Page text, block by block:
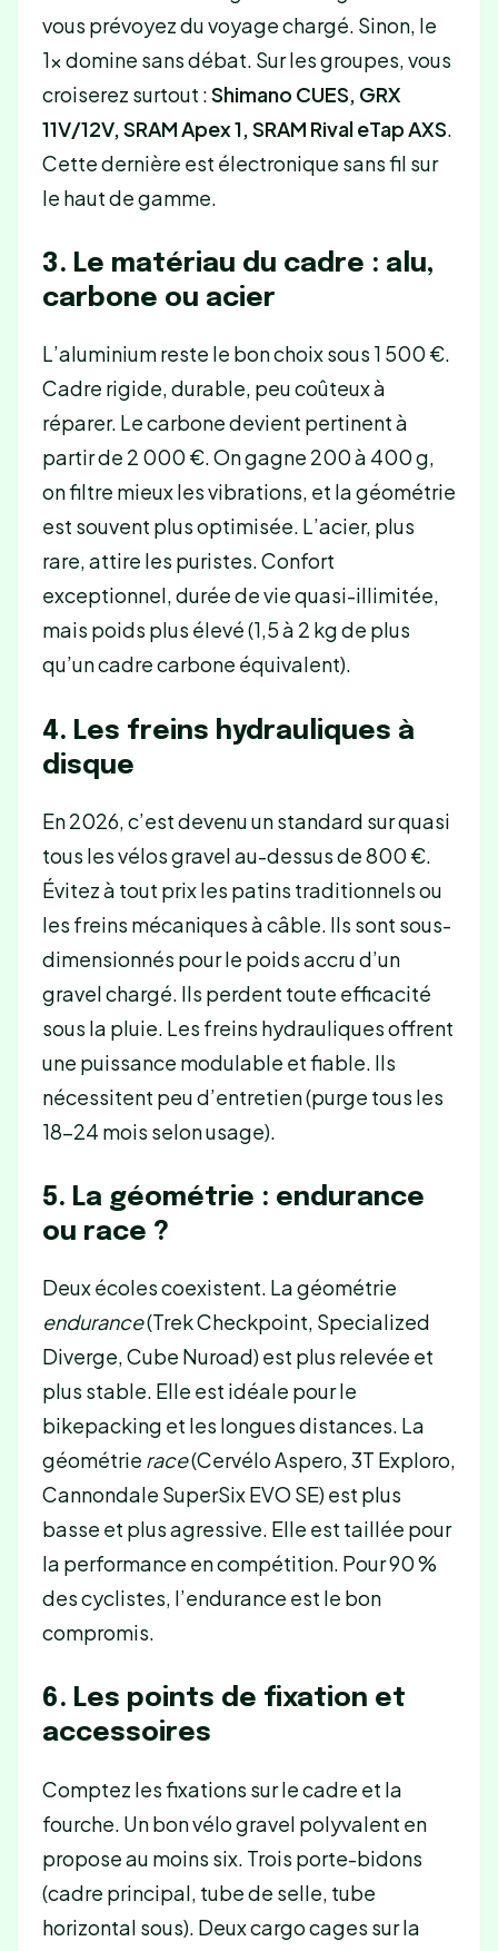
vous prévoyez du voyage chargé. Sinon, le
1× domine sans débat. Sur les groupes, vous
croiserez surtout :Shimano CUES, GRX
11V/12V, SRAM Apex 1, SRAM Rival eTap AXS.
Cette dernière est électronique sans fil sur
le haut de gamme.
3. Le matériau du cadre : alu,
carbone ou acier
L’aluminium reste le bon choix sous 1 500 €.
Cadre rigide, durable, peu coûteux à
réparer. Le carbone devient pertinent à
partir de 2 000 €. On gagne 200 à 400 g,
on filtre mieux les vibrations, et la géométrie
est souvent plus optimisée. L’acier, plus
rare, attire les puristes. Confort
exceptionnel, durée de vie quasi-illimitée,
mais poids plus élevé (1,5 à 2 kg de plus
qu’un cadre carbone équivalent).
4. Les freins hydrauliques à
disque
En 2026, c’est devenu un standard sur quasi
tous les vélos gravel au-dessus de 800 €.
Évitez à tout prix les patins traditionnels ou
les freins mécaniques à câble. Ils sont sous-
dimensionnés pour le poids accru d’un
gravel chargé. Ils perdent toute efficacité
sous la pluie. Les freins hydrauliques offrent
une puissance modulable et fiable. Ils
nécessitent peu d’entretien (purge tous les
18-24 mois selon usage).
5. La géométrie : endurance
ou race ?
Deux écoles coexistent. La géométrie
endurance(Trek Checkpoint, Specialized
Diverge, Cube Nuroad) est plus relevée et
plus stable. Elle est idéale pour le
bikepacking et les longues distances. La
géométrie race(Cervélo Aspero, 3T Exploro,
Cannondale SuperSix EVO SE) est plus
basse et plus agressive. Elle est taillée pour
la performance en compétition. Pour 90 %
des cyclistes, l’endurance est le bon
compromis.
6. Les points de fixation et
accessoires
Comptez les fixations sur le cadre et la
fourche. Un bon vélo gravel polyvalent en
propose au moins six. Trois porte-bidons
(cadre principal, tube de selle, tube
horizontal sous). Deux cargo cages sur la